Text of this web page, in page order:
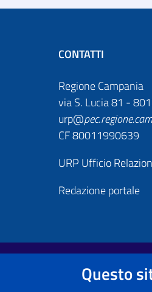
CONTATTI
Regione Campania
via S. Lucia 81 -
urp@pec.
CF 80011990639
URP Ufficio
Redazione portale
Footer First
Useful links
Informativa
Questo